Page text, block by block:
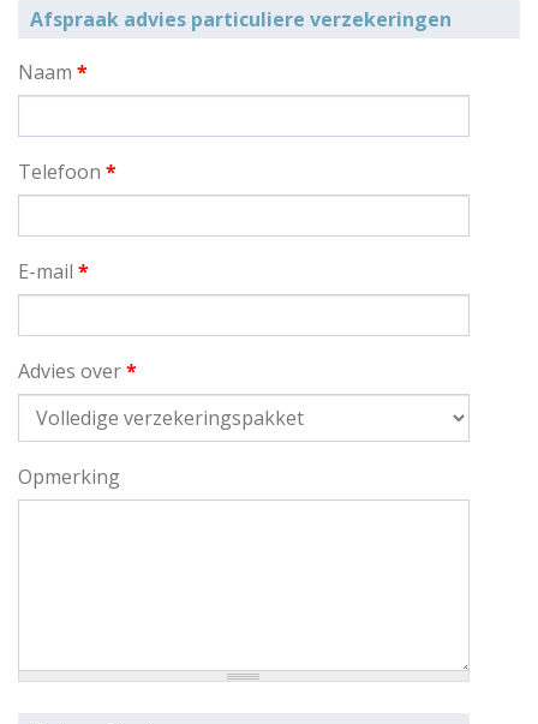
Afspraak advies particuliere verzekeringen
Naam *
Telefoon *
E-mail *
Advies over*
Opmerking